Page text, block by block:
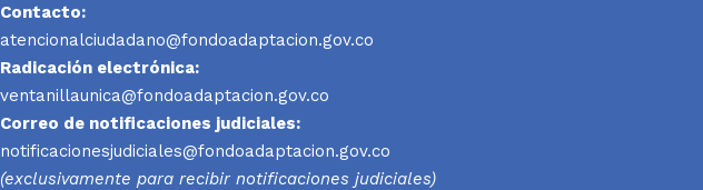
Contacto:
atencionalciudadano@fondoadaptacion.gov.co
Radicación electrónica:
ventanillaunica@fondoadaptacion.gov.co
Correo de notificaciones judiciales:
notificacionesjudiciales@fondoadaptacion.gov.co
(exclusivamente para recibir notificaciones judiciales)